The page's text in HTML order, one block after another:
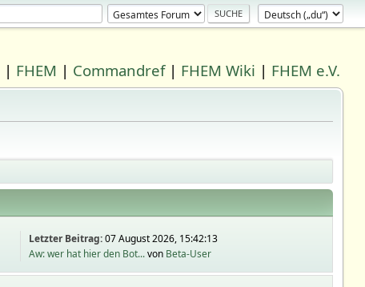
| FHEM | Commandref| FHEM Wiki | FHEM e.V.
Letzter Beitrag:07 August 2026, 15:42:13
Aw: wer hat hier den Bot...von Beta-User